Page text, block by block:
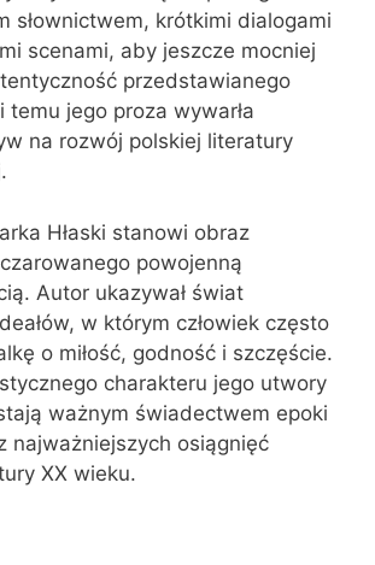
słownictwem, krótkimi dialogami
scenami, aby jeszcze mocniej
przedstawianego
temu jego proza wywarła
na rozwój polskiej literatury
Hłaski stanowi obraz
powojenną
Autor ukazywał świat
w którym człowiek często
o miłość, godność i szczęście.
charakteru jego utwory
ważnym świadectwem epoki
najważniejszych osiągnięć
XX wieku.